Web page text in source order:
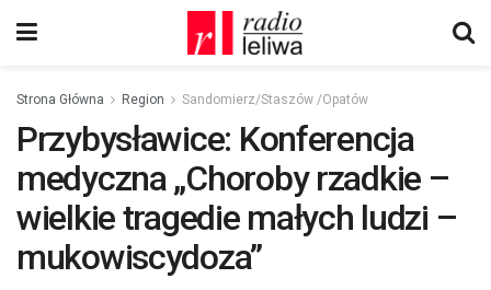
Strona Główna Region Sandomierz/Staszów /Opatów
Przybysławice: Konferencja
medyczna „Choroby rzadkie –
wielkie tragedie małych ludzi –
mukowiscydoza”